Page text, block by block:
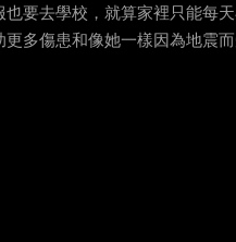
要去學校，就算家裡只能
多傷患和像她一樣因為地